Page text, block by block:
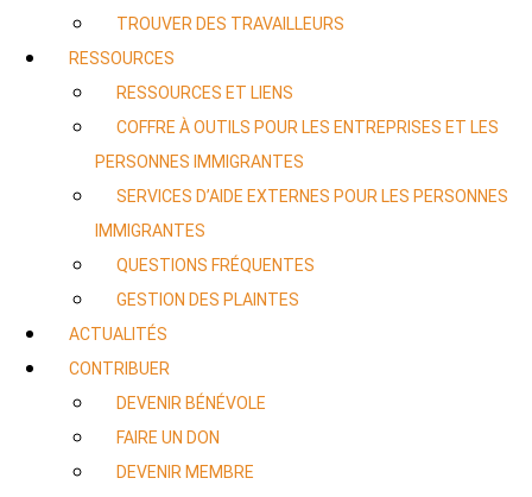
TROUVER DES TRAVAILLEURS
RESSOURCES
RESSOURCES ET LIENS
COFFRE À OUTILS POUR LES ENTREPRISES ET LES
PERSONNES IMMIGRANTES
SERVICES D’AIDE EXTERNES POUR LES PERSONNES
IMMIGRANTES
QUESTIONS FRÉQUENTES
GESTION DES PLAINTES
ACTUALITÉS
CONTRIBUER
DEVENIR BÉNÉVOLE
FAIRE UN DON
DEVENIR MEMBRE